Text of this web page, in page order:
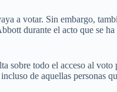
a votar. Sin embargo,
durante el acto que se
sobre todo el acceso al
de aquellas personas